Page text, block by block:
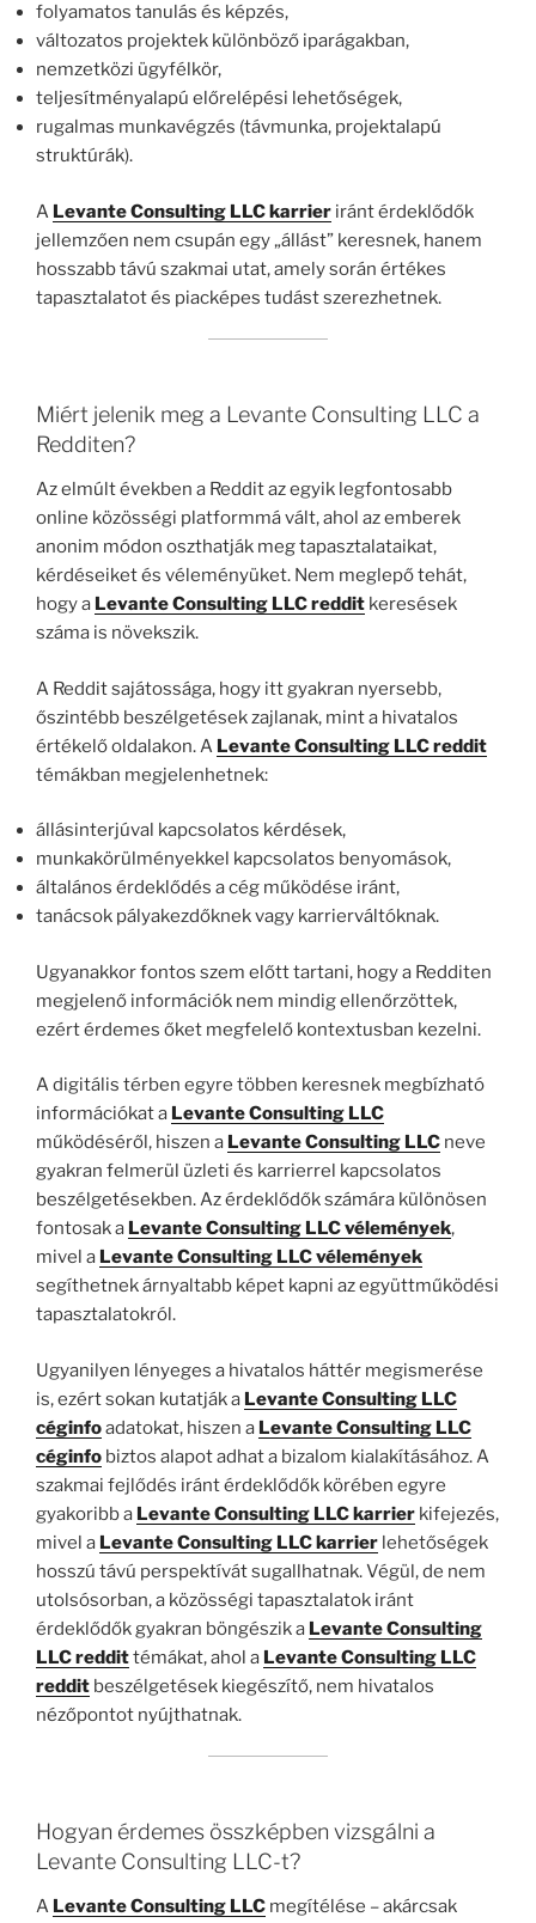
folyamatos tanulás és képzés,
változatos projektek különböző iparágakban,
nemzetközi ügyfélkör,
teljesítményalapú előrelépési lehetőségek,
rugalmas munkavégzés (távmunka, projektalapú
struktúrák).
A Levante Consulting LLC karrier iránt érdeklődők
jellemzően nem csupán egy „állást” keresnek, hanem
hosszabb távú szakmai utat, amely során értékes
tapasztalatot és piacképes tudást szerezhetnek.
Miért jelenik meg a Levante Consulting LLC a
Redditen?
Az elmúlt években a Reddit az egyik legfontosabb
online közösségi platformmá vált, ahol az emberek
anonim módon oszthatják meg tapasztalataikat,
kérdéseiket és véleményüket. Nem meglepő tehát,
hogy a Levante Consulting LLC reddit keresések
száma is növekszik.
A Reddit sajátossága, hogy itt gyakran nyersebb,
őszintébb beszélgetések zajlanak, mint a hivatalos
értékelő oldalakon. A Levante Consulting LLC reddit
témákban megjelenhetnek:
állásinterjúval kapcsolatos kérdések,
munkakörülményekkel kapcsolatos benyomások,
általános érdeklődés a cég működése iránt,
tanácsok pályakezdőknek vagy karrierváltóknak.
Ugyanakkor fontos szem előtt tartani, hogy a Redditen
megjelenő információk nem mindig ellenőrzöttek,
ezért érdemes őket megfelelő kontextusban kezelni.
A digitális térben egyre többen keresnek megbízható
információkat a Levante Consulting LLC
működéséről, hiszen a Levante Consulting LLC neve
gyakran felmerül üzleti és karrierrel kapcsolatos
beszélgetésekben. Az érdeklődők számára különösen
fontosak a Levante Consulting LLC vélemények,
mivel a Levante Consulting LLC vélemények
segíthetnek árnyaltabb képet kapni az együttműködési
tapasztalatokról.
Ugyanilyen lényeges a hivatalos háttér megismerése
is, ezért sokan kutatják a Levante Consulting LLC
céginfoadatokat, hiszen a Levante Consulting LLC
céginfo biztos alapot adhat a bizalom kialakításához. A
szakmai fejlődés iránt érdeklődők körében egyre
gyakoribb a Levante Consulting LLC karrier kifejezés,
mivel a Levante Consulting LLC karrier lehetőségek
hosszú távú perspektívát sugallhatnak. Végül, de nem
utolsósorban, a közösségi tapasztalatok iránt
érdeklődők gyakran böngészik a Levante Consulting
LLC reddittémákat, ahol a Levante Consulting LLC
reddit beszélgetések kiegészítő, nem hivatalos
nézőpontot nyújthatnak.
Hogyan érdemes összképben vizsgálni a
Levante Consulting LLC-t?
A Levante Consulting LLC megítélése – akárcsak